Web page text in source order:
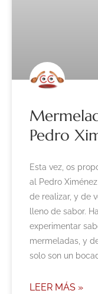
Pedro
Esta vez, os
al Pedro
de realizar, y de
lleno de sabor.
experimentar
mermeladas, y
solo son un
LEER MÁS »